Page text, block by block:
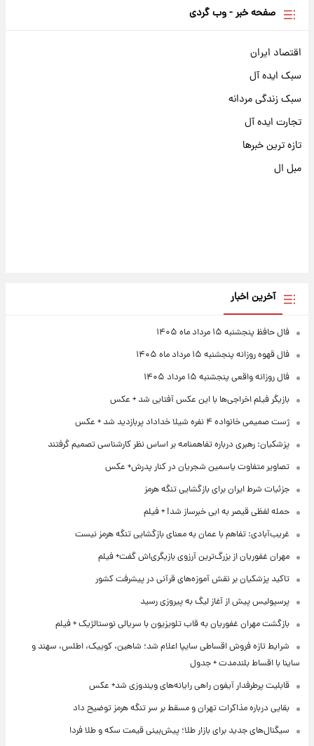
صفحه خبر - وب گردی
اقتصاد ایران
سبک ایده آل
سبک زندگی مردانه
تجارت ایده آل
تازه ترین خبرها
مبل ال
آخرین اخبار
فال حافظ پنجشنبه ۱۵ مرداد ماه ۱۴۰۵
فال قهوه روزانه پنجشنبه ۱۵ مرداد ماه ۱۴۰۵
فال روزانه واقعی پنجشنبه ۱۵ مرداد ۱۴۰۵
بازیگر فیلم اخراجی‌ها با این عکس آفتابی شد + عکس
ژست صمیمی خانواده ۴ نفره شیلا خداداد پربازدید شد + عکس
پزشکیان: رهبری درباره تفاهمنامه بر اساس نظر کارشناسی تصمیم گرفتند
تصاویر متفاوت یاسمین شجریان در کنار پدرش+ عکس
جزئیات شرط ایران برای بازگشایی تنگه هرمز
حمله لفظی قیصر به ابی خبرساز شد! + فیلم
غریب‌آبادی: تفاهم با عمان به معنای بازگشایی تنگه هرمز نیست
مهران غفوریان از بزرگ‌ترین آرزوی بازیگری‌اش گفت+ فیلم
تاکید پزشکیان بر نقش آموزه‌های قرآنی در پیشرفت کشور
پرسپولیس پیش از آغاز لیگ به پیروزی رسید
بازگشت مهران غفوریان به قاب تلویزیون با سریالی نوستالژیک + فیلم
شرایط تازه فروش اقساطی سایپا اعلام شد؛ شاهین، کوییک، اطلس، سهند و
ساینا با اقساط بلندمدت + جدول
قابلیت پرطرفدار آیفون راهی رایانه‌های ویندوزی شد+ عکس
بقایی درباره مذاکرات تهران و مسقط بر سر تنگه هرمز توضیح داد
سیگنال‌های جدید برای بازار طلا؛ پیش‌بینی قیمت سکه و طلا فردا